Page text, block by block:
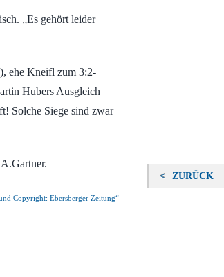
„Es gehört leider
ehe Kneifl zum 3:2-
Hubers Ausgleich
Solche Siege sind zwar
und Copyright: Ebersberger Zeitung“
ZURÜCK